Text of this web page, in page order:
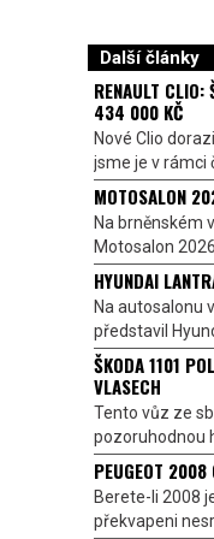
Další články
RENAULT CLIO:
434 000 KČ
Nové Clio
jsme je v rámci
MOTOSALON
Na brněnském
Motosalon
HYUNDAI
Na autosalonu
představil
ŠKODA 1101
VLASECH
Tento vůz ze
pozoruhodnou
PEUGEOT
Berete-li 2008
překvapeni